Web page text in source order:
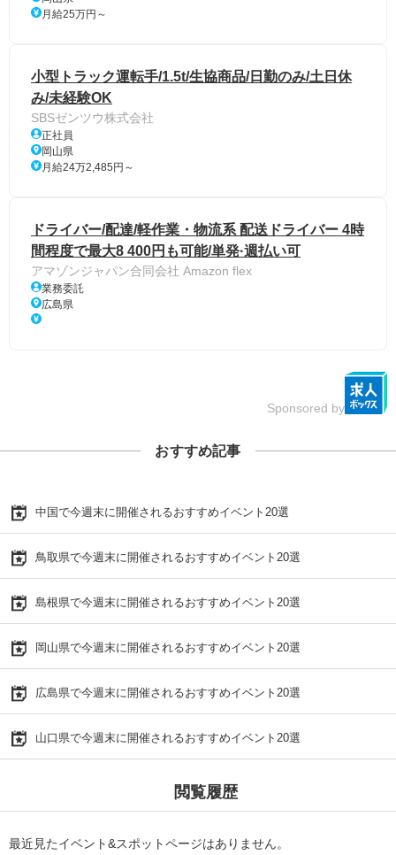
月給25万円～
小型トラック運転手/1.5t/生協商品/日勤のみ/土日休
み/未経験OK
SBSゼンツウ株式会社
正社員
岡山県
月給24万2,485円～
ドライバー/配達/軽作業・物流系 配送ドライバー 4時
間程度で最大8 400円も可能/単発·週払い可
アマゾンジャパン合同会社 Amazon flex
業務委託
広島県
Sponsored by
おすすめ記事
中国で今週末に開催されるおすすめイベント20選
鳥取県で今週末に開催されるおすすめイベント20選
島根県で今週末に開催されるおすすめイベント20選
岡山県で今週末に開催されるおすすめイベント20選
広島県で今週末に開催されるおすすめイベント20選
山口県で今週末に開催されるおすすめイベント20選
閲覧履歴
最近見たイベント&スポットページはありません。